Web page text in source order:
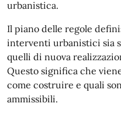
urbanistica.
Il piano delle regole
interventi urbanistici sia
quelli di nuova
Questo significa che
come costruire e quali
ammissibili.